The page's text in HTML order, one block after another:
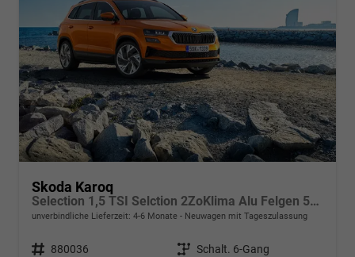
Skoda Karoq
Selection 1,5 TSI Selction 2ZoKlima Alu Felgen 5J Garantie Sitzheizung LED Scheinwerfer Tempomat
unverbindliche Lieferzeit: 4-6 Monate Neuwagen mit Tageszulassung
Fahrzeugnr. 880036 Getriebe Schalt. 6-Gang